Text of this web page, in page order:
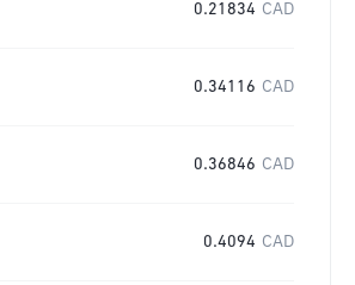
0.21834 CAD
0.34116 CAD
0.36846 CAD
0.4094 CAD